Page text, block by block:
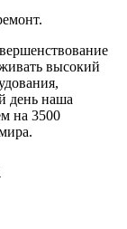
высокий
день наша
на 3500